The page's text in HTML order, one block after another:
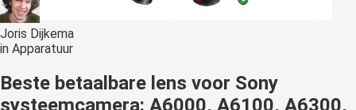
Joris Dijkema
in Apparatuur
Beste betaalbare lens voor Sony
systeemcamera: A6000, A6100, A6300,